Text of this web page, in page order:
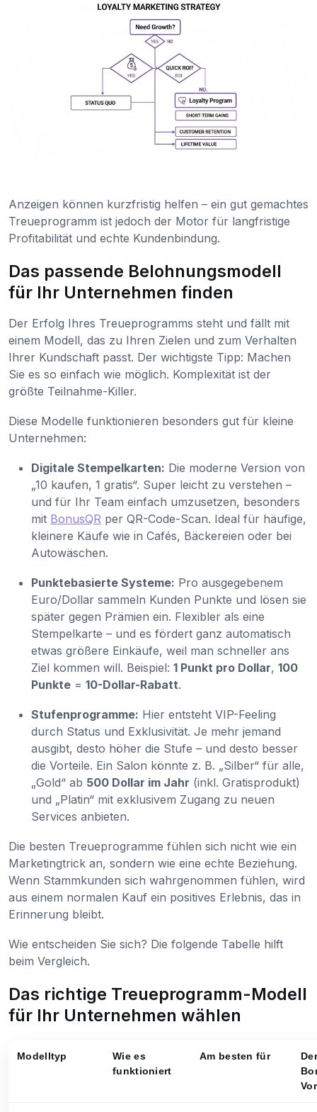
Anzeigen können kurzfristig helfen – ein gut gemachtes
Treueprogramm ist jedoch der Motor für langfristige
Profitabilität und echte Kundenbindung.
Das passende Belohnungsmodell
für Ihr Unternehmen finden
Der Erfolg Ihres Treueprogramms steht und fällt mit
einem Modell, das zu Ihren Zielen und zum Verhalten
Ihrer Kundschaft passt. Der wichtigste Tipp: Machen
Sie es so einfach wie möglich. Komplexität ist der
größte Teilnahme-Killer.
Diese Modelle funktionieren besonders gut für kleine
Unternehmen:
Digitale Stempelkarten: Die moderne Version von
„10 kaufen, 1 gratis“. Super leicht zu verstehen –
und für Ihr Team einfach umzusetzen, besonders
mit BonusQR per QR-Code-Scan. Ideal für häufige,
kleinere Käufe wie in Cafés, Bäckereien oder bei
Autowäschen.
Punktebasierte Systeme: Pro ausgegebenem
Euro/Dollar sammeln Kunden Punkte und lösen sie
später gegen Prämien ein. Flexibler als eine
Stempelkarte – und es fördert ganz automatisch
etwas größere Einkäufe, weil man schneller ans
Ziel kommen will. Beispiel: 1 Punkt pro Dollar, 100
Punkte = 10-Dollar-Rabatt.
Stufenprogramme: Hier entsteht VIP-Feeling
durch Status und Exklusivität. Je mehr jemand
ausgibt, desto höher die Stufe – und desto besser
die Vorteile. Ein Salon könnte z. B. „Silber“ für alle,
„Gold“ ab 500 Dollar im Jahr (inkl. Gratisprodukt)
und „Platin“ mit exklusivem Zugang zu neuen
Services anbieten.
Die besten Treueprogramme fühlen sich nicht wie ein
Marketingtrick an, sondern wie eine echte Beziehung.
Wenn Stammkunden sich wahrgenommen fühlen, wird
aus einem normalen Kauf ein positives Erlebnis, das in
Erinnerung bleibt.
Wie entscheiden Sie sich? Die folgende Tabelle hilft
beim Vergleich.
Das richtige Treueprogramm-Modell
für Ihr Unternehmen wählen
Modelltyp
Wie es
funktioniert
Am besten für
Der